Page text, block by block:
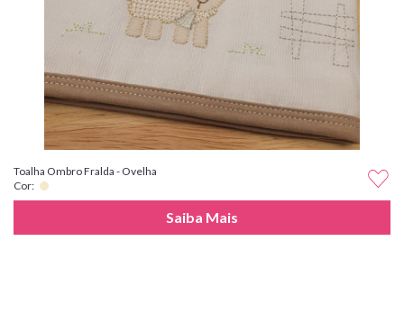
Toalha Ombro Fralda - Ovelha
Cor:
Saiba Mais